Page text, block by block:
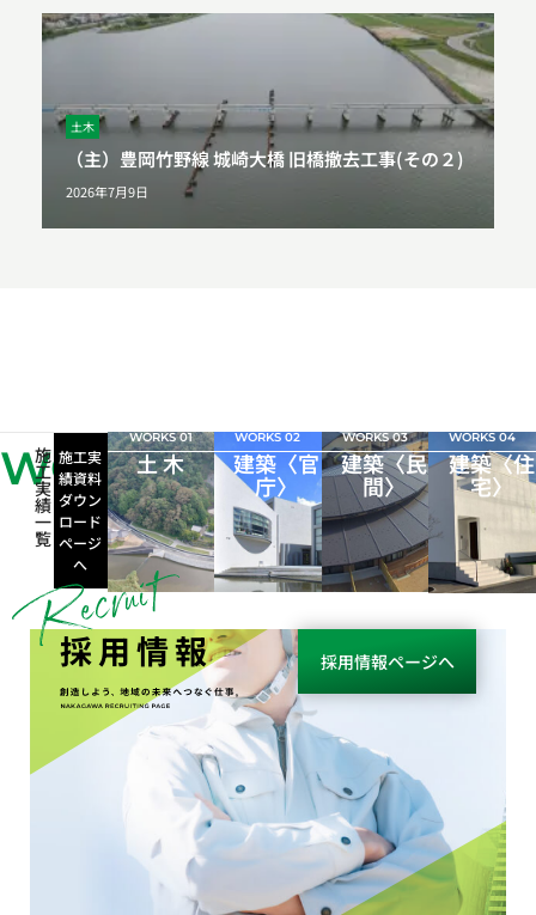
土木
（主）豊岡竹野線 城崎大橋 旧橋撤去工事(その２)
2026年7月9日
WORKS
施
工
実
績
一
覧
施工実
績資料
ダウン
ロード
ページ
へ
WORKS 01
土 木
WORKS 02
建築〈官
庁〉
WORKS 03
建築〈民
間〉
WORKS 04
建築〈住
宅〉
採用情報 採用情報ページへ